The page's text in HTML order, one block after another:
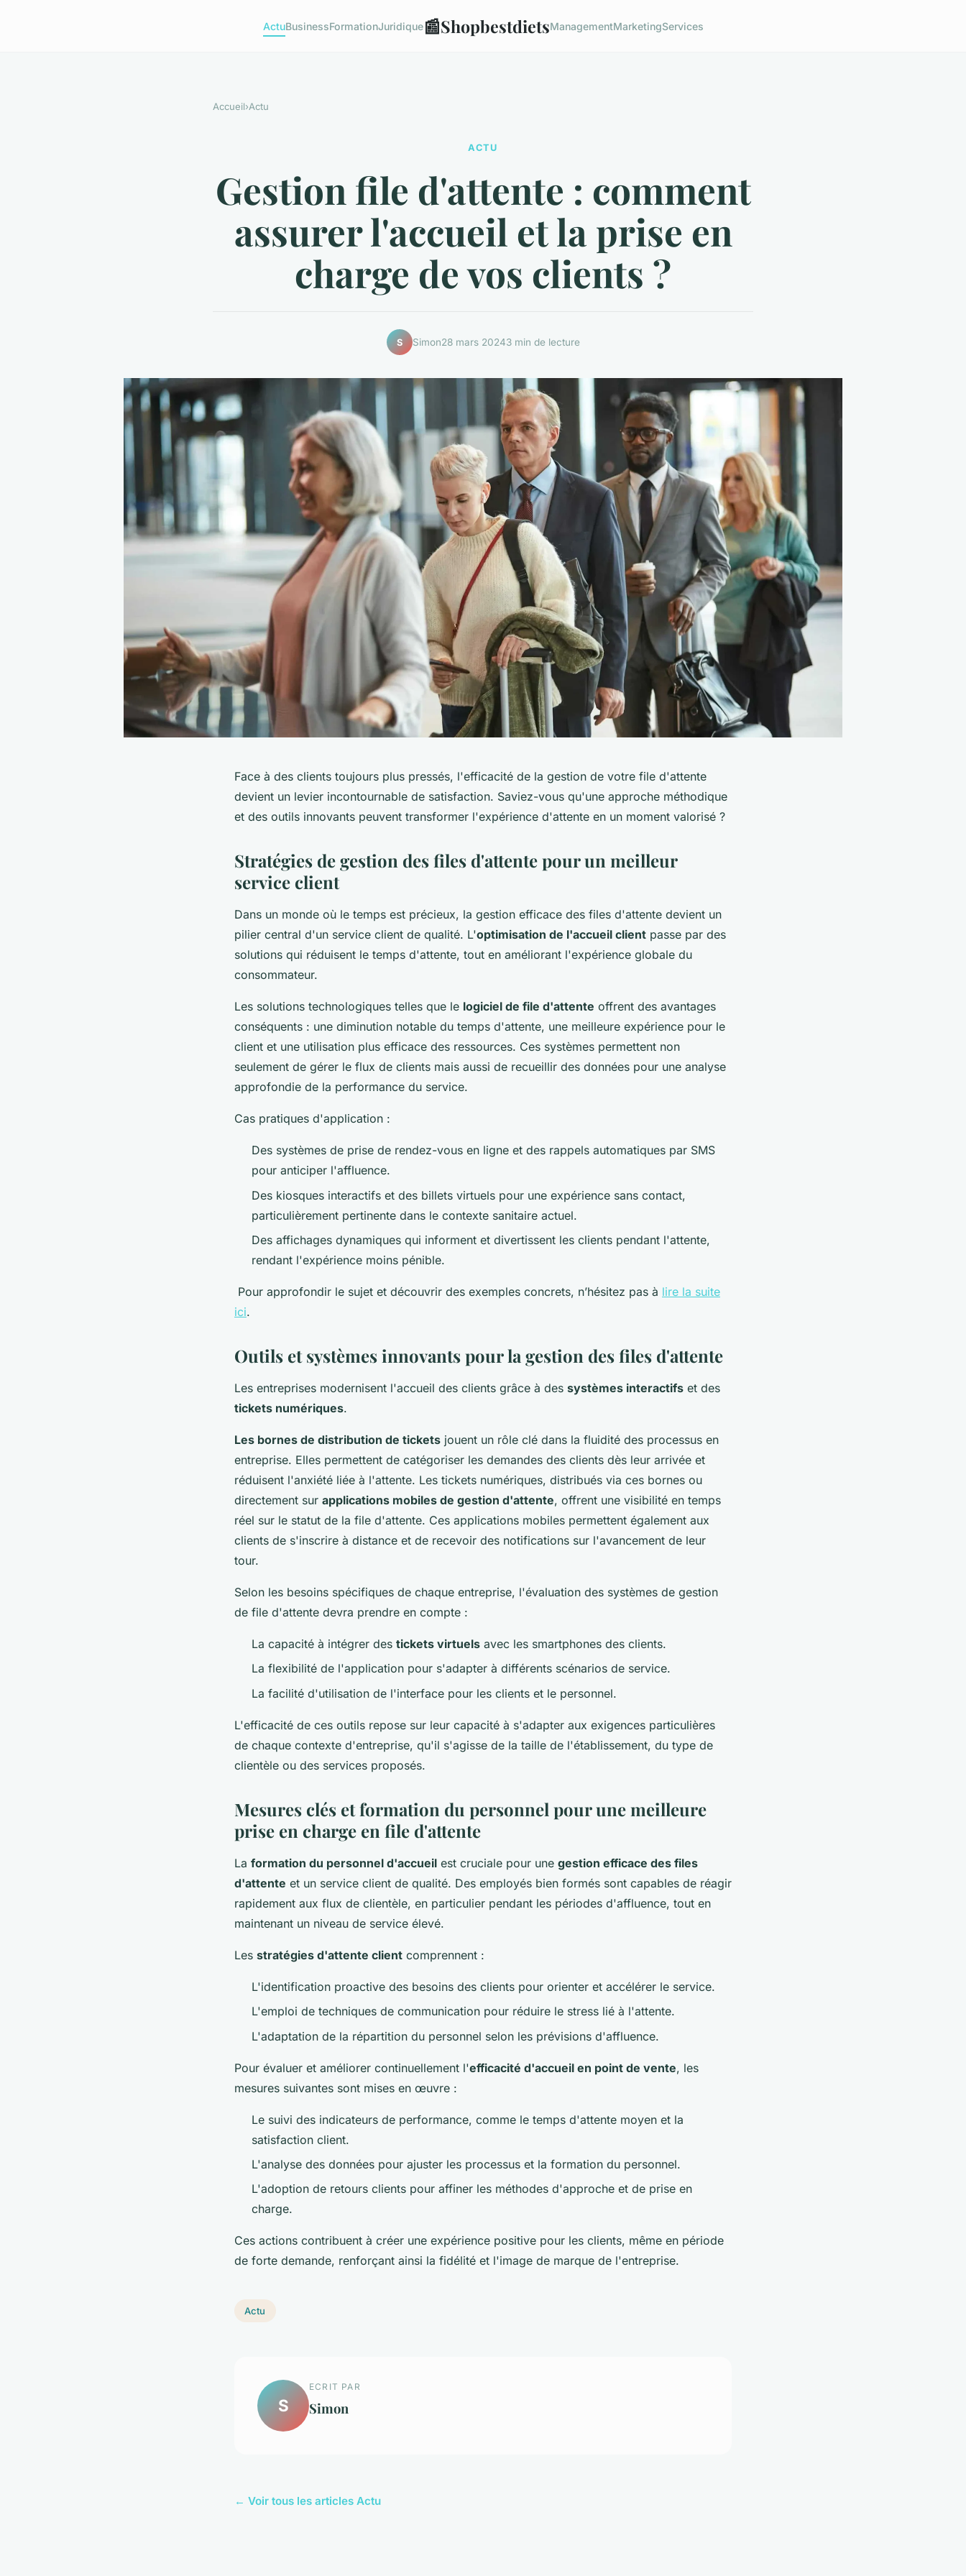
ActuBusinessFormationJuridique📰ShopbestdietsManagementMarketingServices
Accueil›Actu
ACTU
Gestion file d'attente : comment
assurer l'accueil et la prise en
charge de vos clients ?
S Simon28 mars 20243 min de lecture
Face à des clients toujours plus pressés, l'efficacité de la gestion de votre file d'attente
devient un levier incontournable de satisfaction. Saviez-vous qu'une approche méthodique
et des outils innovants peuvent transformer l'expérience d'attente en un moment valorisé ?
Stratégies de gestion des files d'attente pour un meilleur
service client
Dans un monde où le temps est précieux, la gestion efficace des files d'attente devient un
pilier central d'un service client de qualité. L'optimisation de l'accueil client passe par des
solutions qui réduisent le temps d'attente, tout en améliorant l'expérience globale du
consommateur.
Les solutions technologiques telles que le logiciel de file d'attente offrent des avantages
conséquents : une diminution notable du temps d'attente, une meilleure expérience pour le
client et une utilisation plus efficace des ressources. Ces systèmes permettent non
seulement de gérer le flux de clients mais aussi de recueillir des données pour une analyse
approfondie de la performance du service.
Cas pratiques d'application :
Des systèmes de prise de rendez-vous en ligne et des rappels automatiques par SMS
pour anticiper l'affluence.
Des kiosques interactifs et des billets virtuels pour une expérience sans contact,
particulièrement pertinente dans le contexte sanitaire actuel.
Des affichages dynamiques qui informent et divertissent les clients pendant l'attente,
rendant l'expérience moins pénible.
Pour approfondir le sujet et découvrir des exemples concrets, n’hésitez pas à lire la suite
ici.
Outils et systèmes innovants pour la gestion des files d'attente
Les entreprises modernisent l'accueil des clients grâce à des systèmes interactifs et des
tickets numériques.
Les bornes de distribution de tickets jouent un rôle clé dans la fluidité des processus en
entreprise. Elles permettent de catégoriser les demandes des clients dès leur arrivée et
réduisent l'anxiété liée à l'attente. Les tickets numériques, distribués via ces bornes ou
directement sur applications mobiles de gestion d'attente, offrent une visibilité en temps
réel sur le statut de la file d'attente. Ces applications mobiles permettent également aux
clients de s'inscrire à distance et de recevoir des notifications sur l'avancement de leur
tour.
Selon les besoins spécifiques de chaque entreprise, l'évaluation des systèmes de gestion
de file d'attente devra prendre en compte :
La capacité à intégrer des tickets virtuels avec les smartphones des clients.
La flexibilité de l'application pour s'adapter à différents scénarios de service.
La facilité d'utilisation de l'interface pour les clients et le personnel.
L'efficacité de ces outils repose sur leur capacité à s'adapter aux exigences particulières
de chaque contexte d'entreprise, qu'il s'agisse de la taille de l'établissement, du type de
clientèle ou des services proposés.
Mesures clés et formation du personnel pour une meilleure
prise en charge en file d'attente
La formation du personnel d'accueil est cruciale pour une gestion efficace des files
d'attente et un service client de qualité. Des employés bien formés sont capables de réagir
rapidement aux flux de clientèle, en particulier pendant les périodes d'affluence, tout en
maintenant un niveau de service élevé.
Les stratégies d'attente client comprennent :
L'identification proactive des besoins des clients pour orienter et accélérer le service.
L'emploi de techniques de communication pour réduire le stress lié à l'attente.
L'adaptation de la répartition du personnel selon les prévisions d'affluence.
Pour évaluer et améliorer continuellement l'efficacité d'accueil en point de vente, les
mesures suivantes sont mises en œuvre :
Le suivi des indicateurs de performance, comme le temps d'attente moyen et la
satisfaction client.
L'analyse des données pour ajuster les processus et la formation du personnel.
L'adoption de retours clients pour affiner les méthodes d'approche et de prise en
charge.
Ces actions contribuent à créer une expérience positive pour les clients, même en période
de forte demande, renforçant ainsi la fidélité et l'image de marque de l'entreprise.
Actu
S
ECRIT PAR
Simon
← Voir tous les articles Actu